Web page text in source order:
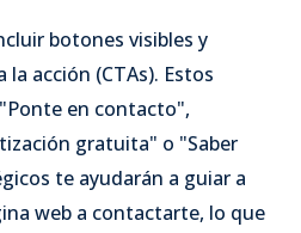
botones visibles y
la acción (CTAs). Estos
en contacto",
gratuita" o "Saber
te ayudarán a guiar a
web a contactarte, lo que